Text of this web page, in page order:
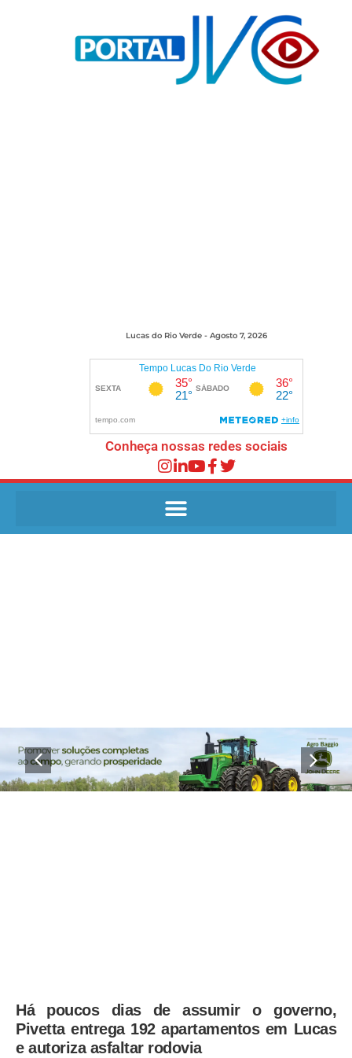
Lucas do Rio Verde - Agosto 7, 2026
Conheça nossas redes sociais
Há poucos dias de assumir o governo,
Pivetta entrega 192 apartamentos em Lucas
e autoriza asfaltar rodovia